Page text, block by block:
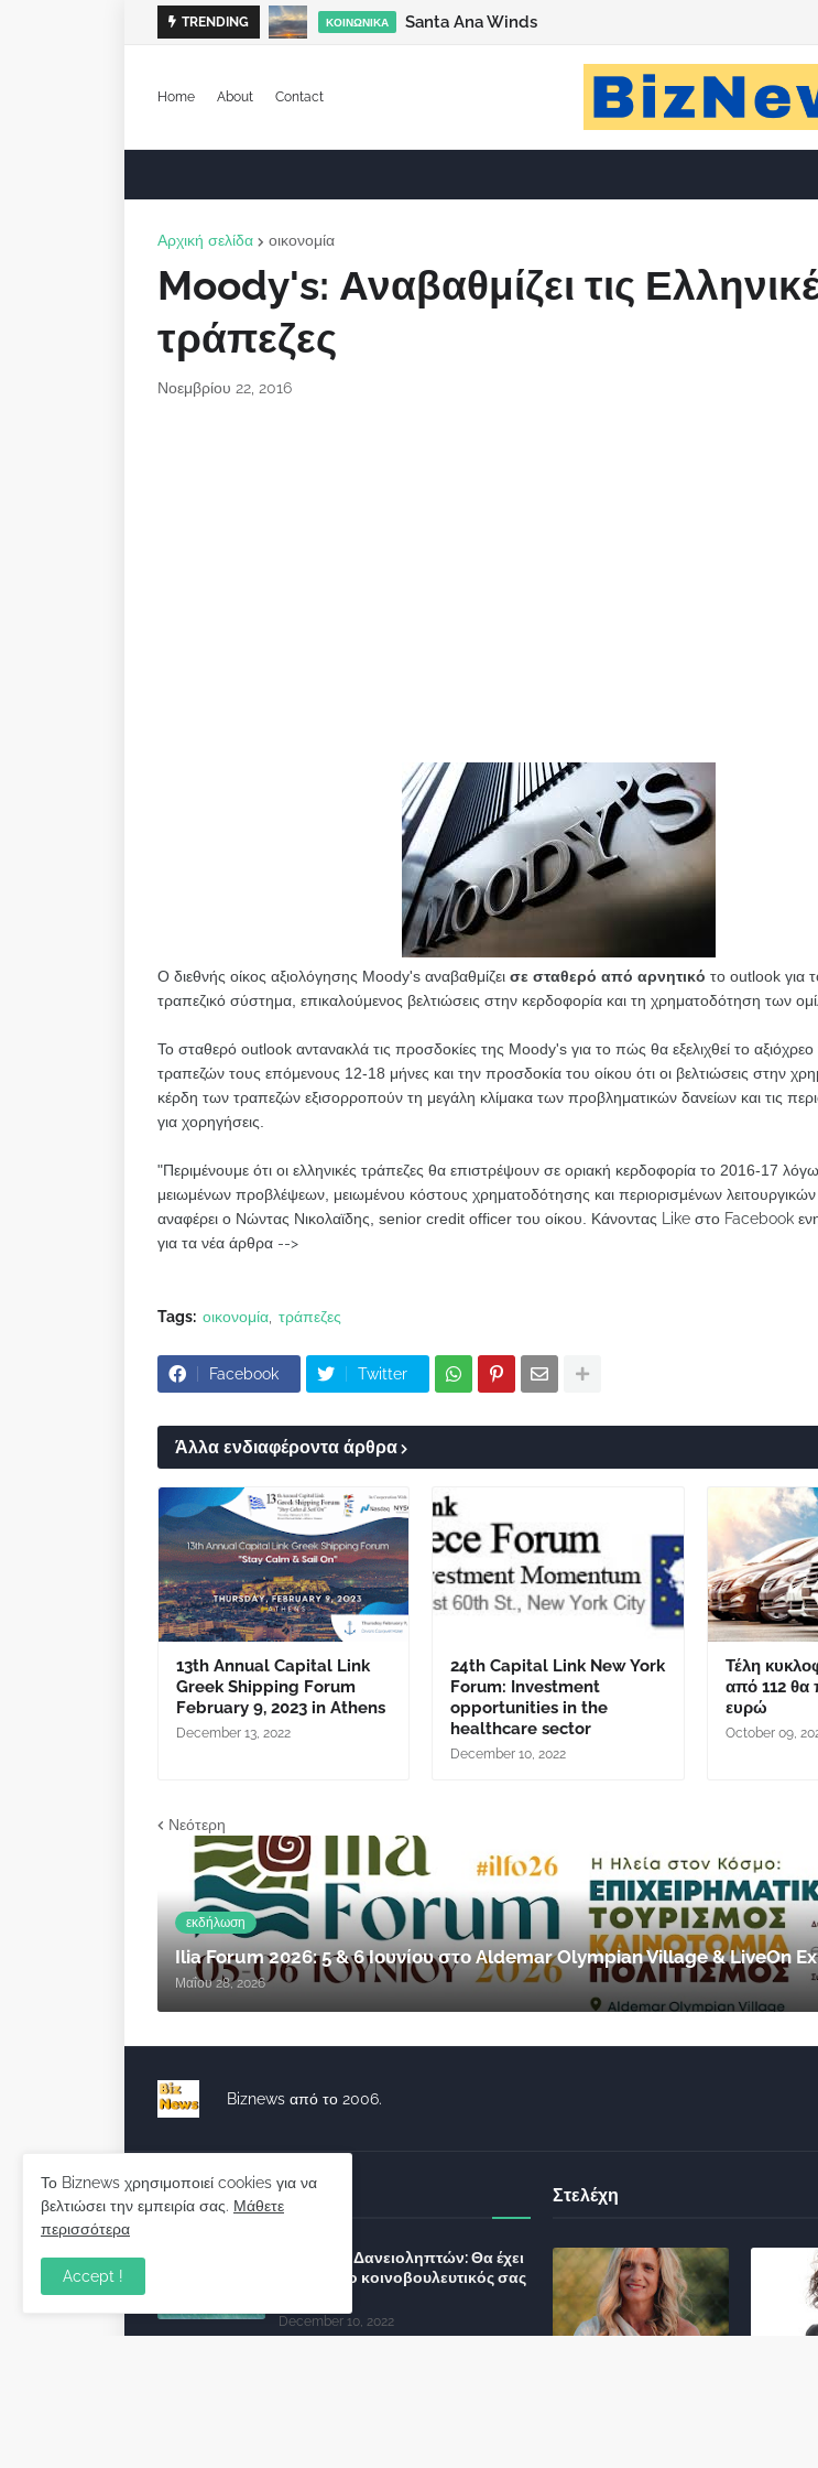
TRENDING ΚΟΙΝΩΝΙΚΆ Santa Ana Winds
Home About Contact
Αρχική σελίδα οικονομία
Moody's: Αναβαθμίζει τις
τράπεζες
Νοεμβρίου 22, 2016
Ο διεθνής οίκος αξιολόγησης Moody's αναβαθμίζει σε σταθερό από αρνητικό το outlook για
τραπεζικό σύστημα, επικαλούμενος βελτιώσεις στην κερδοφορία και τη χρηματοδότηση των
Το σταθερό outlook αντανακλά τις προσδοκίες της Moody's για το πώς θα εξελιχθεί το
τραπεζών τους επόμενους 12-18 μήνες και την προσδοκία του οίκου ότι οι βελτιώσεις στην
κέρδη των τραπεζών εξισορροπούν τη μεγάλη κλίμακα των προβληματικών δανείων και τις
για χορηγήσεις.
"Περιμένουμε ότι οι ελληνικές τράπεζες θα επιστρέψουν σε οριακή κερδοφορία το 2016-17
μειωμένων προβλέψεων, μειωμένου κόστους χρηματοδότησης και περιορισμένων
αναφέρει ο Νώντας Νικολαϊδης, senior credit officer του οίκου. Κάνοντας Like στο Facebook
για τα νέα άρθρα -->
Tags: οικονομία τράπεζες
Facebook Twitter
Άλλα ενδιαφέροντα άρθρα
13th Annual Capital Link
Greek Shipping Forum
February 9, 2023 in Athens
December 13, 2022
24th Capital Link New York
Forum: Investment
opportunities in the
healthcare sector
December 10, 2022
Τέλη
από 112 θα
ευρώ
October 09,
Νεότερη
εκδήλωση
Ilia Forum 2026: 5 & 6 Ιουνίου στο Aldemar Olympian Village & LiveOn
Μαΐου 28, 2026
Biznews από το 2006.
Απόψεις
Σύλλογος Δανειοληπτών: Θα έχει
συνέχεια ο κοινοβουλευτικός σας
December 10, 2022
Στελέχη
Το Biznews χρησιμοποιεί cookies για να
βελτιώσει την εμπειρία σας. Μάθετε
περισσότερα
Accept !